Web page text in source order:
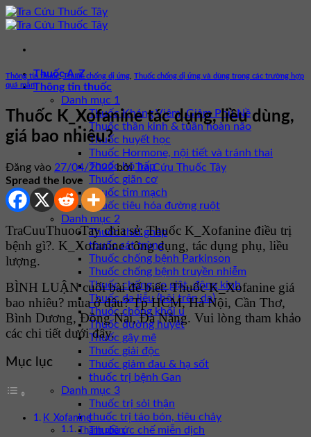
Bỏ
qua
dung
Thuốc A-Z
Thông tin thuốc
Danh mục 1
Thuốc Kháng Viêm, Giảm Phù Nề
Thuốc thần kinh & tuần hoàn não
Thuốc huyết học
Thuốc Hormone, nội tiết và tránh thai
Thuốc hô hấp
Thuốc giãn cơ
Thuốc tim mạch
Thuốc tiêu hóa đường ruột
Danh mục 2
Thuốc thải ghép
thuốc sát trùng
Thuốc chống bệnh Parkinson
Thuốc chống bệnh truyền nhiễm
Thuốc chống co giật, động kinh
Thuốc da liễu (bôi trên da)
Thuốc chống khối u
Thuốc đường huyết
Thuốc gây mê
Thuốc giải độc
Thuốc giảm đau & hạ sốt
thuốc trị bệnh Gan
Danh mục 3
Thuốc trị sỏi thận
thuốc trị táo bón, tiêu chảy
Thuốc ức chế miễn dịch
Thông tin thuốc,Thuốc chống dị ứng Thuốc chống dị ứng và dùng trong các trường hợp
quá mẫn
Thuốc K_Xofanine tác dụng, liều dùng,
giá bao nhiêu?
Đăng vào 27/04/2022 bởiTra Cứu Thuốc Tây
Spread the love
TraCuuThuocTay chia sẻ: Thuốc K_Xofanine điều trị
bệnh gì?. K_Xofanine công dụng, tác dụng phụ, liều
lượng.
BÌNH LUẬN cuối bài để biết: Thuốc K_Xofanine giá
bao nhiêu? mua ở đâu? Tp HCM, Hà Nội, Cần Thơ,
Bình Dương, Đồng Nai, Đà Nẵng. Vui lòng tham khảo
các chi tiết dưới đây.
Mục lục
K_Xofanine
Thành phần: